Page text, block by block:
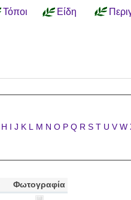
Τόποι Είδη
H I J K L M N O P Q R S T U V W
Φωτογραφία